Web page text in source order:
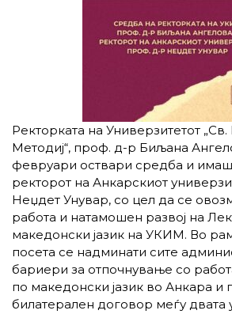
Ректорката на Универзитетот
Методиј“, проф. д-р Биљана
февруари оствари средба и
ректорот на Анкарскиот
Неџдет Унувар, со цел да се
работа и натамошен развој на
македонски јазик на УКИМ. Во
посета се надминати сите
бариери за отпочнување со
по македонски јазик во Анкара и
билатерален договор меѓу двата